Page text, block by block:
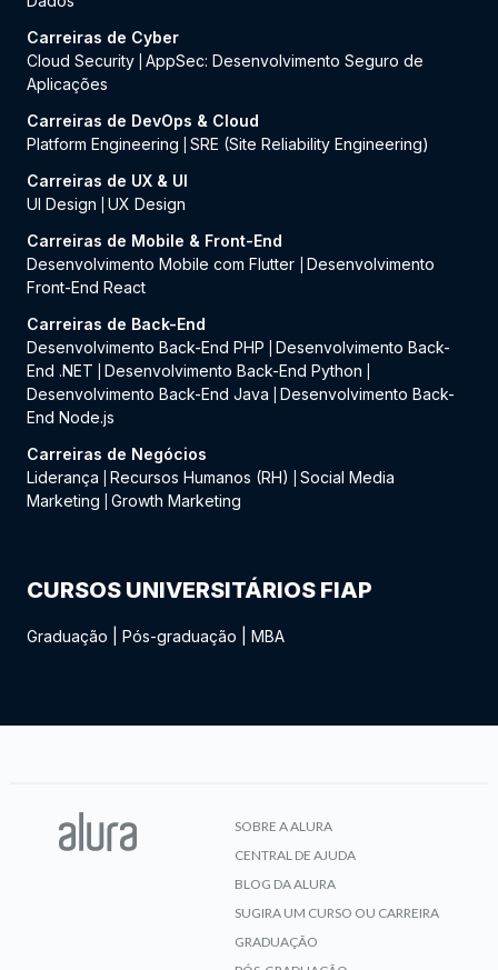
Carreiras de Cyber
Cloud Security AppSec: Desenvolvimento Seguro de
Aplicações
Carreiras de DevOps & Cloud
Platform Engineering
SRE (Site Reliability Engineering)
Carreiras de UX & UI
UI Design
UX Design
Carreiras de Mobile & Front-End
Desenvolvimento Mobile com Flutter
Desenvolvimento
Front-End React
Carreiras de Back-End
Desenvolvimento Back-End PHP
Desenvolvimento Back-
End .NET
Desenvolvimento Back-End Python
Desenvolvimento Back-End Java
Desenvolvimento Back-
End Node.js
Carreiras de Negócios
Liderança
Recursos Humanos (RH)
Social Media
Marketing
Growth Marketing
CURSOS UNIVERSITÁRIOS FIAP
Graduação Pós-graduação MBA
SOBRE A ALURA
CENTRAL DE AJUDA
BLOG DA ALURA
SUGIRA UM CURSO OU CARREIRA
GRADUAÇÃO